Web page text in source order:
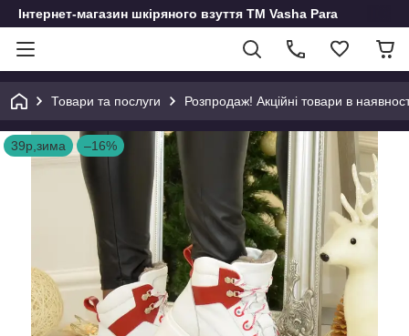
Інтернет-магазин шкіряного взуття ТМ Vasha Para
Товари та послуги Розпродаж! Акційні товари в
39р,зима –16%